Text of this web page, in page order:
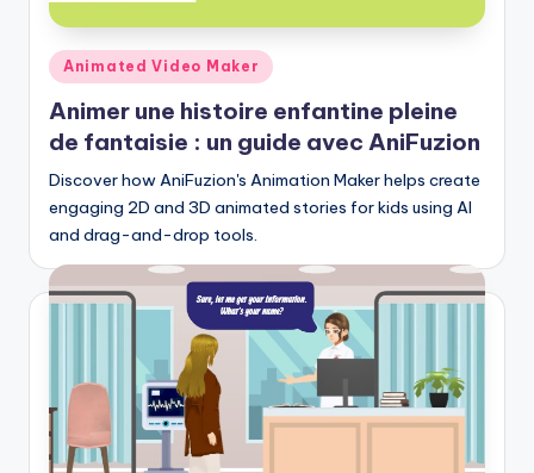
s
&
S
o
f
t
w
a
n
Posted
in
Animated Video Maker
Animer une histoire enfantine pleine
de fantaisie : un guide avec AniFuzion
Discover how AniFuzion's Animation Maker helps create
engaging 2D and 3D animated stories for kids using AI
and drag-and-drop tools.